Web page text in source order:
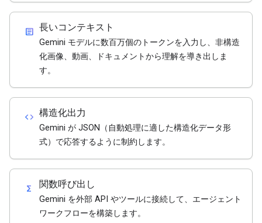
article 長いコンテキスト
Gemini モデルに数百万個のトークンを入力し、非構造
化画像、動画、ドキュメントから理解を導き出しま
す。
code 構造化出力
Gemini が JSON（自動処理に適した構造化データ形
式）で応答するように制約します。
functions 関数呼び出し
Gemini を外部 API やツールに接続して、エージェント
ワークフローを構築します。